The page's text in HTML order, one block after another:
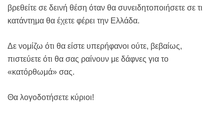
βρεθείτε σε δεινή θέση όταν θα συνειδητοποιήσετε σε τι
κατάντημα θα έχετε φέρει την Ελλάδα.
Δε νομίζω ότι θα είστε υπερήφανοι ούτε, βεβαίως,
πιστεύετε ότι θα σας ραίνουν με δάφνες για το
«κατόρθωμά» σας.
Θα λογοδοτήσετε κύριοι!